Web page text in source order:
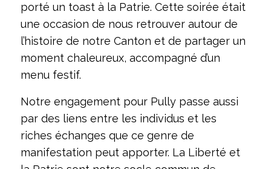
porté un toast à la Patrie. Cette soirée était
une occasion de nous retrouver autour de
l’histoire de notre Canton et de partager un
moment chaleureux, accompagné d’un
menu festif.
Notre engagement pour Pully passe aussi
par des liens entre les individus et les
riches échanges que ce genre de
manifestation peut apporter. La Liberté et